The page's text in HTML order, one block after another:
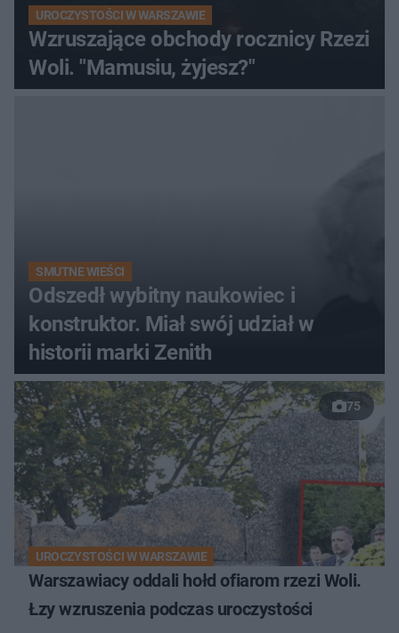
UROCZYSTOŚCI W WARSZAWIE
Wzruszające obchody rocznicy Rzezi
Woli. "Mamusiu, żyjesz?"
SMUTNE WIEŚCI
Odszedł wybitny naukowiec i
konstruktor. Miał swój udział w
historii marki Zenith
75
UROCZYSTOŚCI W WARSZAWIE
Warszawiacy oddali hołd ofiarom rzezi Woli.
Łzy wzruszenia podczas uroczystości